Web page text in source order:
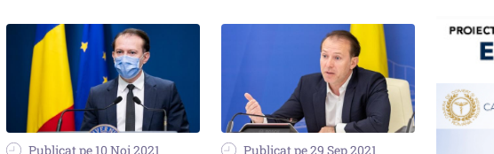
Publicat pe 10 Noi 2021 Publicat pe 29 Sep 2021